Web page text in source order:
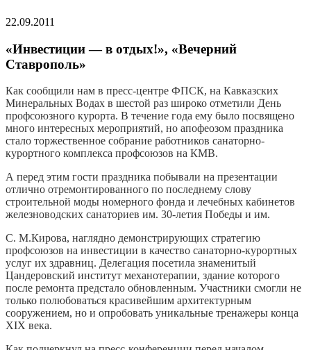
22.09.2011
«Инвестиции — в отдых!», «Вечерний
Ставрополь»
Как сообщили нам в пресс-центре ФПСК, на Кавказских
Минеральных Водах в шестой раз широко отметили День
профсоюзного курорта. В течение года ему было посвящено
много интересных мероприятий, но апофеозом праздника
стало торжественное собрание работников санаторно-
курортного комплекса профсоюзов на КМВ.
А перед этим гости праздника побывали на презентации
отлично отремонтированного по последнему слову
строительной моды номерного фонда и лечебных кабинетов
железноводских санаториев им. 30-летия Победы и им.
С. М.Кирова, наглядно демонстрирующих стратегию
профсоюзов на инвестиции в качество санаторно-курортных
услуг их здравниц. Делегация посетила знаменитый
Цандеровский институт механотерапии, здание которого
после ремонта предстало обновленным. Участники смогли не
только полюбоваться красивейшим архитектурным
сооружением, но и опробовать уникальные тренажеры конца
XIX века.